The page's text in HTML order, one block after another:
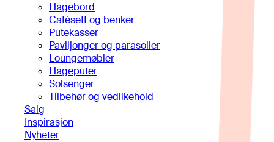
Hagebord
Cafésett og benker
Putekasser
Paviljonger og parasoller
Loungemøbler
Hageputer
Solsenger
Tilbehør og vedlikehold
Salg
Inspirasjon
Nyheter